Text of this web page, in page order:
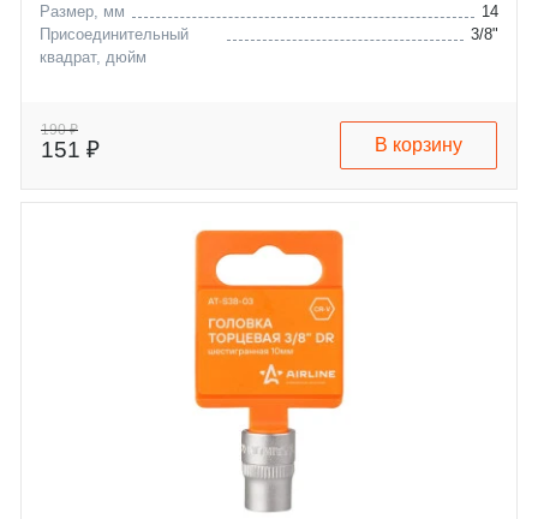
Размер, мм
14
Присоединительный
квадрат, дюйм
3/8"
190 ₽
151 ₽ В корзину